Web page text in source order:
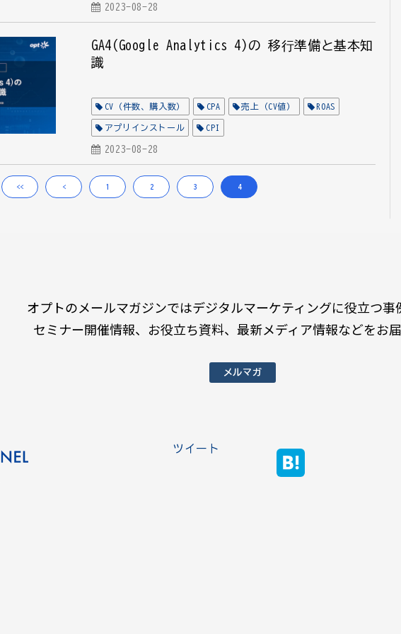
メソッド
2023-08-28
GA4(Google Analytics 4)の 移⾏準備と基本知
識
CV（件数、購入数） CPA 売上（CV値） ROAS
アプリインストール CPI
Google アナリティクス活用支援
2023-08-28
<< < 1 2 3 4
オプトのメールマガジンではデジタルマーケティングに役立つ事
セミナー開催情報、お役立ち資料、最新メディア情報などをお
メルマガ
ツイート